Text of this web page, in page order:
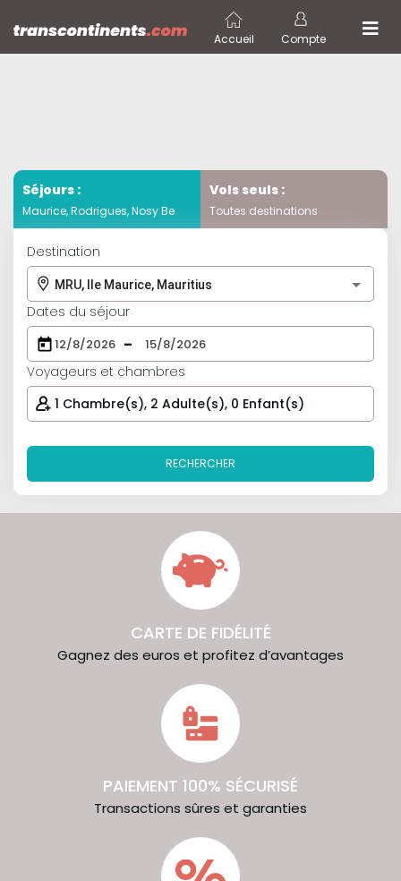
Accueil Compte
Séjours :
Maurice, Rodrigues, Nosy Be
Vols seuls :
Toutes destinations
Destination
MRU, Ile Maurice, Mauritius
Dates du séjour
–
Voyageurs et chambres
RECHERCHER
CARTE DE FIDÉLITÉ
Gagnez des euros et profitez d’avantages
PAIEMENT 100% SÉCURISÉ
Transactions sûres et garanties